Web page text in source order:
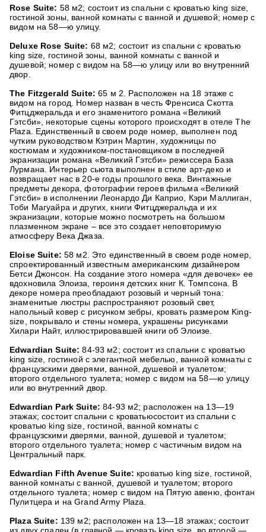
Rose Suite: 58 м2; состоит из спальни с кроватью king size,
гостиной зоны, ванной комнаты с ванной и душевой; номер с
видом на 58—ю улицу.
Deluxe Rose Suite: 68 м2; состоит из спальни с кроватью
king size, гостиной зоны, ванной комнаты с ванной и
душевой; номер с видом на 58—ю улицу или во внутренний
двор.
The Fitzgerald Suite: 65 м 2. Расположен на 18 этаже с
видом на город. Номер назван в честь Френсиса Скотта
Фитцджеральда и его знаменитого романа «Великий
Гэтсби», некоторые сцены которого происходят в отеле The
Plaza. Единственный в своем роде номер, выполнен под
чутким руководством Кэтрин Мартин, художницы по
костюмам и художником-постановщиком в последней
экранизации романа «Великий Гэтсби» режиссера База
Лурмана. Интерьер сьюта выполнен в стиле арт-деко и
возвращает нас в 20-е годы прошлого века. Винтажные
предметы декора, фотографии героев фильма «Великий
Гэтсби» в исполнении Леонардо Ди Каприо, Кэри Маллиган,
Тоби Магуайра и других, книги Фитцджеральда и их
экранизации, которые можно посмотреть на большом
плазменном экране – все это создает неповторимую
атмосферу Века Джаза.
Eloise Suite: 58 м2. Это единственный в своем роде номер,
спроектированный известным американским дизайнером
Бетси Джонсон. На создание этого номера «для девочек» ее
вдохновила Элоиза, героиня детских книг К. Томпсона. В
декоре номера преобладают розовый и черный тона:
знаменитые люстры распространяют розовый свет,
напольный ковер с рисунком зебры, кровать размером King-
size, покрывало и стены номера, украшены рисунками
Хилари Найт, иллюстрировавшей книги об Элоизе.
Edwardian Suite: 84-93 м2; состоит из спальни с кроватью
king size, гостиной с элегантной мебелью, ванной комнаты с
французскими дверями, ванной, душевой и туалетом;
второго отдельного туалета; номер с видом на 58—ю улицу
или во внутренний двор.
Edwardian Park Suite: 84-93 м2; расположен на 13—19
этажах; состоит спальни с кроватьюсостоит из спальни с
кроватью king size, гостиной, ванной комнаты с
французскими дверями, ванной, душевой и туалетом;
второго отдельного туалета; номер с частичным видом на
Центральный парк.
Edwardian Fifth Avenue Suite: кроватью king size, гостиной,
ванной комнаты с ванной, душевой и туалетом; второго
отдельного туалета; номер с видом на Пятую авеню, фонтан
Пулитцера и на Grand Army Plaza.
Plaza Suite: 139 м2; расположен на 13—18 этажах; состоит
из двух спален (в главной — кровать king size, во второй —